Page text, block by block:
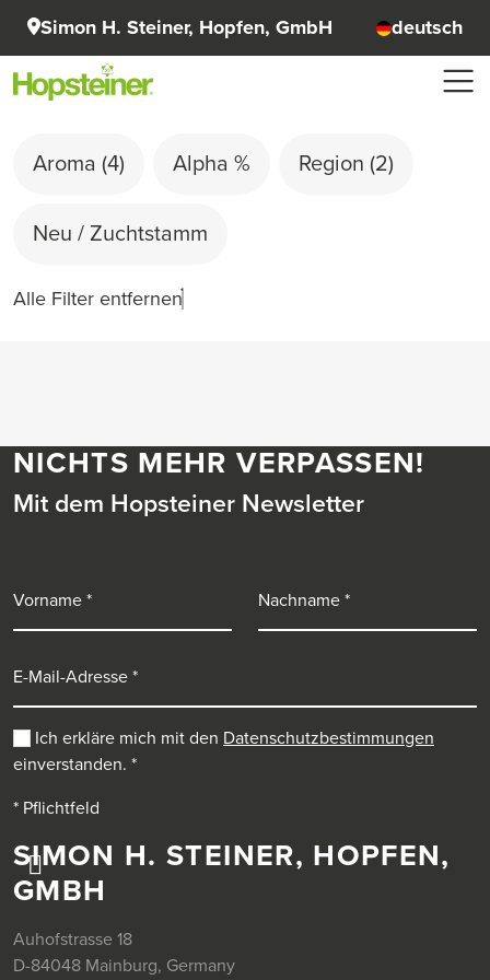
Simon H. Steiner, Hopfen, GmbH deutsch
Aroma (4) Alpha % Region (2)
Neu / Zuchtstamm
Alle Filter entfernen
SIMON H. STEINER, HOPFEN,
GMBH
Auhofstrasse 18
D-84048 Mainburg, Germany
NICHTS MEHR VERPASSEN!
Mit dem Hopsteiner Newsletter
Ich erkläre mich mit den Datenschutzbestimmungen
einverstanden. *
* Pflichtfeld